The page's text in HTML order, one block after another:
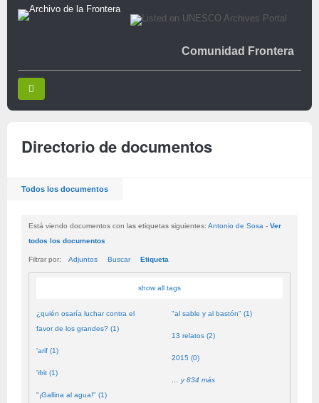
Comunidad Frontera
Directorio de documentos
Todos los documentos
Está viendo documentos con las etiquetas siguientes: Antonio de Sosa - Ver
todos los documentos
Filtrar por: Adjuntos Buscar Etiqueta
show all tags
¿quién osaría luchar contra el
favor de los grandes? (1)
'arif (1)
'ifrit (1)
"¡Gallina al agua!" (1)
"al sable y al bastón" (1)
13 relatos (2)
2015 (0)
…y 834 más